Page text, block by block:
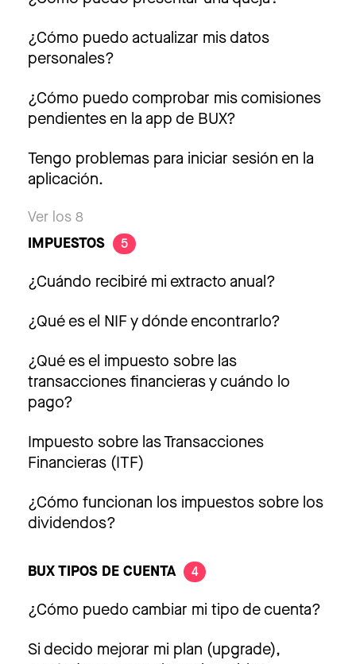
¿Cómo puedo actualizar mis datos
personales?
¿Cómo puedo comprobar mis comisiones
pendientes en la app de BUX?
Tengo problemas para iniciar sesión en la
aplicación.
Ver los 8
IMPUESTOS
5
¿Cuándo recibiré mi extracto anual?
¿Qué es el NIF y dónde encontrarlo?
¿Qué es el impuesto sobre las
transacciones financieras y cuándo lo
pago?
Impuesto sobre las Transacciones
Financieras (ITF)
¿Cómo funcionan los impuestos sobre los
dividendos?
BUX TIPOS DE CUENTA 4
¿Cómo puedo cambiar mi tipo de cuenta?
Si decido mejorar mi plan (upgrade),